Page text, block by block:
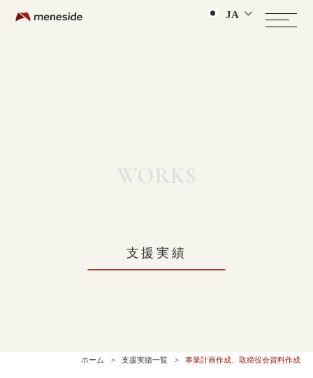
支援実績
ホーム 支援実績一覧 事業計画作成、取締役会資料作成
JA